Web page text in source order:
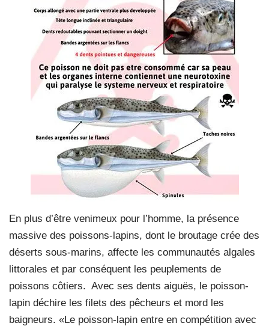
En plus d’être venimeux pour l’homme, la présence
massive des poissons-lapins, dont le broutage crée des
déserts sous-marins, affecte les communautés algales
littorales et par conséquent les peuplements de
poissons côtiers. Avec ses dents aiguës, le poisson-
lapin déchire les filets des pêcheurs et mord les
baigneurs. «Le poisson-lapin entre en compétition avec